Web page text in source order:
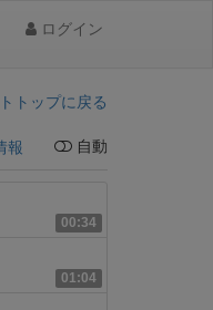
ログイン
トップに戻る
報 自動
00:34
01:04